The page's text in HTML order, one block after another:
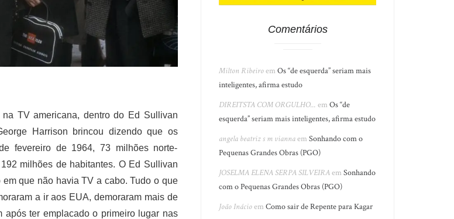
TV americana, dentro do Ed Sullivan
Harrison brincou dizendo que os
fevereiro de 1964, 73 milhões norte-
milhões de habitantes. O Ed Sullivan
que não havia TV a cabo. Tudo o que
a ir aos EUA, demoraram mais de
ter emplacado o primeiro lugar nas
Comentários
Milton RibeiroemOs “de esquerda” seriam mais
inteligentes, afirma estudo
DIREITSTA COM ORGULHO... emOs “de
esquerda” seriam mais inteligentes, afirma estudo
angela beatriz s m viannaemSonhando com o
Pequenas Grandes Obras (PGO)
JOSELMA ELENA SERPA SILVEIRAemSonhando
com o Pequenas Grandes Obras (PGO)
João InácioemComo sair de Repente para Kagar